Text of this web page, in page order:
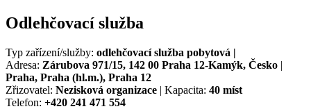
Odlehčovací služba
Typ zařízení/služby: odlehčovací služba pobytová |
Adresa: Zárubova 971/15, 142 00 Praha 12-Kamýk, Česko |
Praha, Praha (hl.m.), Praha 12
Zřizovatel: Nezisková organizace | Kapacita: 40 míst
Telefon: +420 241 471 554